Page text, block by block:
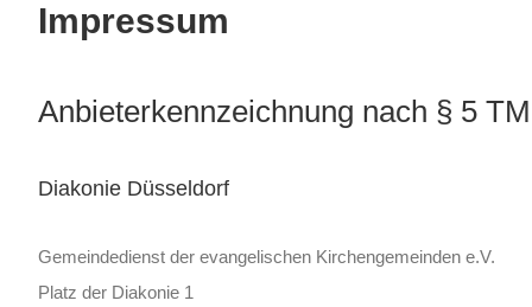
Impressum
Anbieterkennzeichnung nach § 5
Diakonie Düsseldorf
Gemeindedienst der evangelischen Kirchengemeinden e.V.
Platz der Diakonie 1